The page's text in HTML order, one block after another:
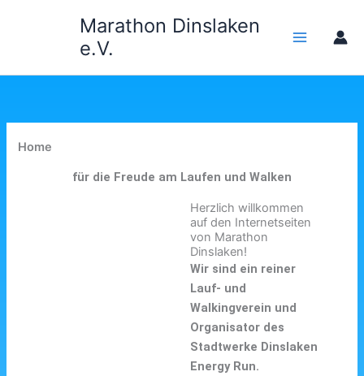
Marathon Dinslaken
e.V.
Home
für die Freude am Laufen und Walken
Herzlich willkommen
auf den Internetseiten
von Marathon
Dinslaken!
Wir sind ein reiner
Lauf- und
Walkingverein und
Organisator des
Stadtwerke Dinslaken
Energy Run.